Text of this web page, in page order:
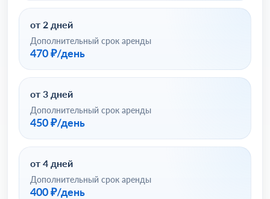
от 2 дней
Дополнительный срок аренды
470 ₽/день
от 3 дней
Дополнительный срок аренды
450 ₽/день
от 4 дней
Дополнительный срок аренды
400 ₽/день